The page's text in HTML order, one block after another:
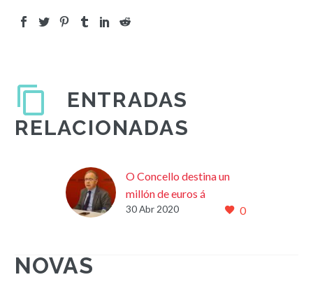
ENTRADAS
RELACIONADAS
O Concello destina un
millón de euros á
reactivación do pequeno0
30 Abr 2020
NOVAS